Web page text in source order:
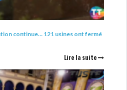
continue… 121 usines ont fermé
Lire la suite